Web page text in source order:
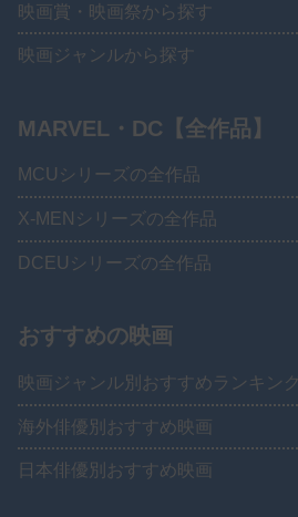
映画賞・映画祭から探す
映画ジャンルから探す
MARVEL・DC【全作品】
MCUシリーズの全作品
X-MENシリーズの全作品
DCEUシリーズの全作品
おすすめの映画
映画ジャンル別おすすめランキン
海外俳優別おすすめ映画
日本俳優別おすすめ映画